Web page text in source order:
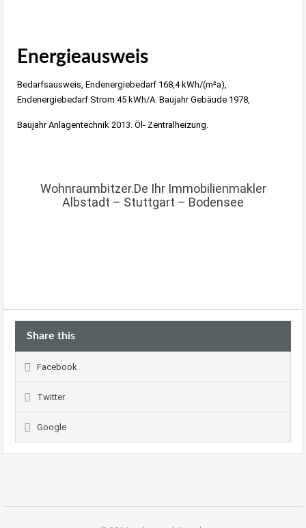
Energieausweis
Bedarfsausweis, Endenergiebedarf 168,4 kWh/(m²a),
Endenergiebedarf Strom 45 kWh/A. Baujahr Gebäude 1978,
Baujahr Anlagentechnik 2013. Öl- Zentralheizung.
Wohnraumbitzer.de Ihr Immobilienmakler
Albstadt – Stuttgart – Bodensee
Share this
Facebook
Twitter
Google